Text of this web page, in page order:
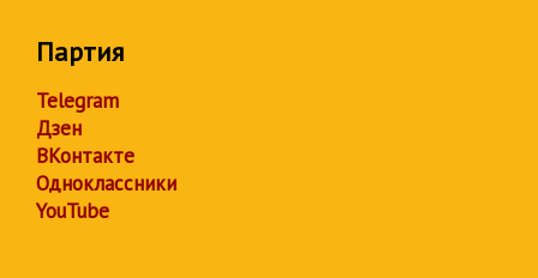
Партия
Telegram
Дзен
ВКонтакте
Одноклассники
YouTube